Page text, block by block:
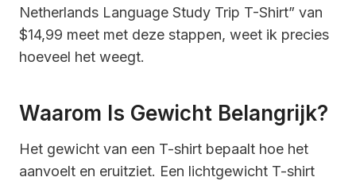
Netherlands Language Study Trip T-Shirt” van
$14,99 meet met deze stappen, weet ik precies
hoeveel het weegt.
Waarom Is Gewicht Belangrijk?
Het gewicht van een T-shirt bepaalt hoe het
aanvoelt en eruitziet. Een lichtgewicht T-shirt